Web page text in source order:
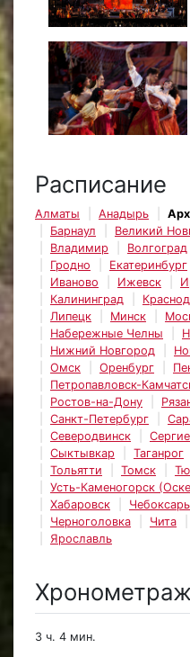
Расписание
Алматы Анадырь
Барнаул
Великий
Владимир
Волгоград
Гродно
Екатеринбург
Иваново
Ижевск
Калининград
Липецк
Минск
Набережные Челны
Нижний Новгород
Омск
Оренбург
Петропавловск-
Ростов-на-Дону
Санкт-Петербург
Северодвинск
Сыктывкар
Таганрог
Тольятти
Томск
Усть-Каменогорск
Хабаровск
Черноголовка
Чита
Ярославль
Хронометраж
3 ч. 4 мин.